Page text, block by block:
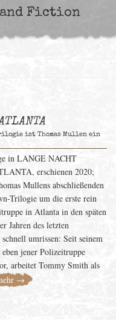
Fiction
ist Thomas Mullen ein
in LANGE NACHT
erschienen 2020;
Mullens abschließenden
Trilogie um die erste rein
in Atlanta in den späten
Jahren des letzten
umrissen: Seit seinem
eben jener Polizeitruppe
arbeitet Tommy Smith als
→